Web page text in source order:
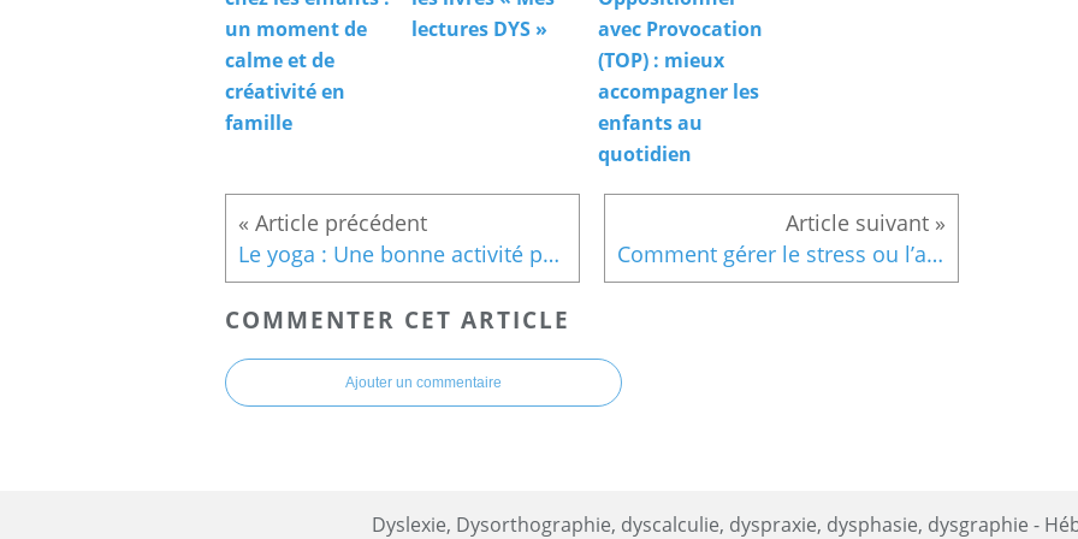
un moment de
calme et de
créativité en
famille
lectures DYS »
avec Provocation
(TOP) : mieux
accompagner les
enfants au
quotidien
Le yoga : Une bonne activité pour la famille Comment gérer le stress ou l’anxiété avec Hypnose ?
COMMENTER CET ARTICLE
Ajouter un commentaire
Dyslexie, Dysorthographie, dyscalculie, dyspraxie, dysphasie, dysgraphie -